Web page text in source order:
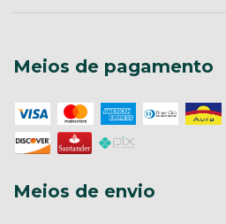
Meios de pagamento
Meios de envio